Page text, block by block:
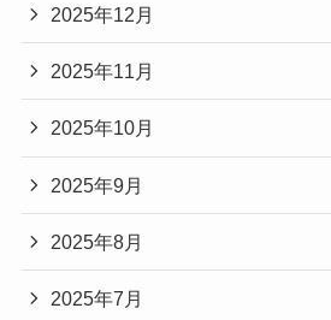
2025年12月
2025年11月
2025年10月
2025年9月
2025年8月
2025年7月